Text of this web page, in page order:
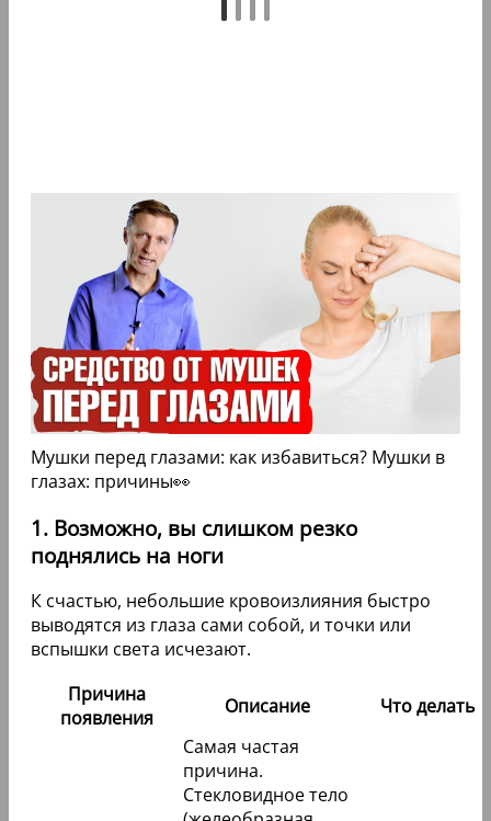
Мушки перед глазами: как избавиться? Мушки в
глазах: причины👀
1. Возможно, вы слишком резко
поднялись на ноги
К счастью, небольшие кровоизлияния быстро
выводятся из глаза сами собой, и точки или
вспышки света исчезают.
Причина
появления
Описание Что делать
Самая частая
причина.
Стекловидное тело